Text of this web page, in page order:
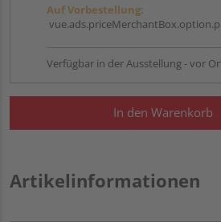
Auf Vorbestellung:
Verfügbar in der Ausstellung - vor
In den Warenkorb
Artikelinformationen